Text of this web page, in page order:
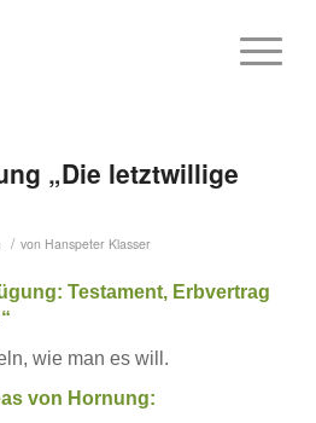
„Die letztwillige
/ von Hanspeter Klasser
Testament, Erbvertrag
wie man es will.
von Hornung: